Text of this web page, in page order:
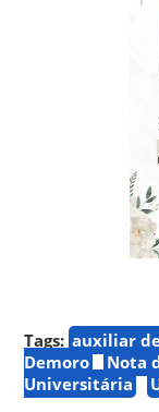
Tags: auxiliar
Demoro
Nota
Universitária